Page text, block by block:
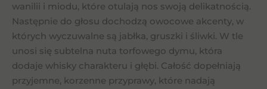
wanilii i miodu, które otulają nos swoją delikatnością.
Następnie do głosu dochodzą owocowe akcenty, w
których wyczuwalne są jabłka, gruszki i śliwki. W tle
unosi się subtelna nuta torfowego dymu, która
dodaje whisky charakteru i głębi. Całość dopełniają
przyjemne, korzenne przyprawy, które nadają